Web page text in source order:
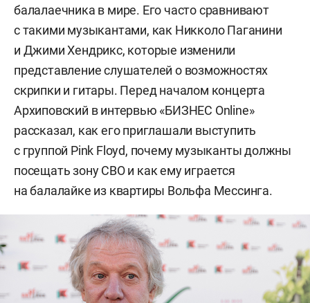
балалаечника в мире. Его часто сравнивают
с такими музыкантами, как Никколо Паганини
и Джими Хендрикс, которые изменили
представление слушателей о возможностях
скрипки и гитары. Перед началом концерта
Архиповский в интервью «БИЗНЕС Online»
рассказал, как его приглашали выступить
с группой Pink Floyd, почему музыканты должны
посещать зону СВО и как ему играется
на балалайке из квартиры Вольфа Мессинга.